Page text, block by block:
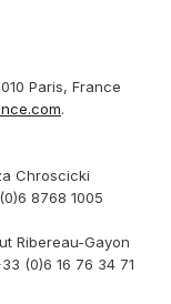
Paris, France
.
Chroscicki
8768 1005
Ribereau-Gayon
(0)6 16 76 34 71